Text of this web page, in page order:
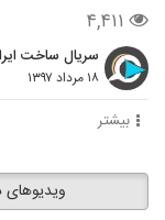
۴,۴۱۱
سریال ساخت
۱۸ مرداد ۱۳۹۷
بیشتر
ویدیوهای